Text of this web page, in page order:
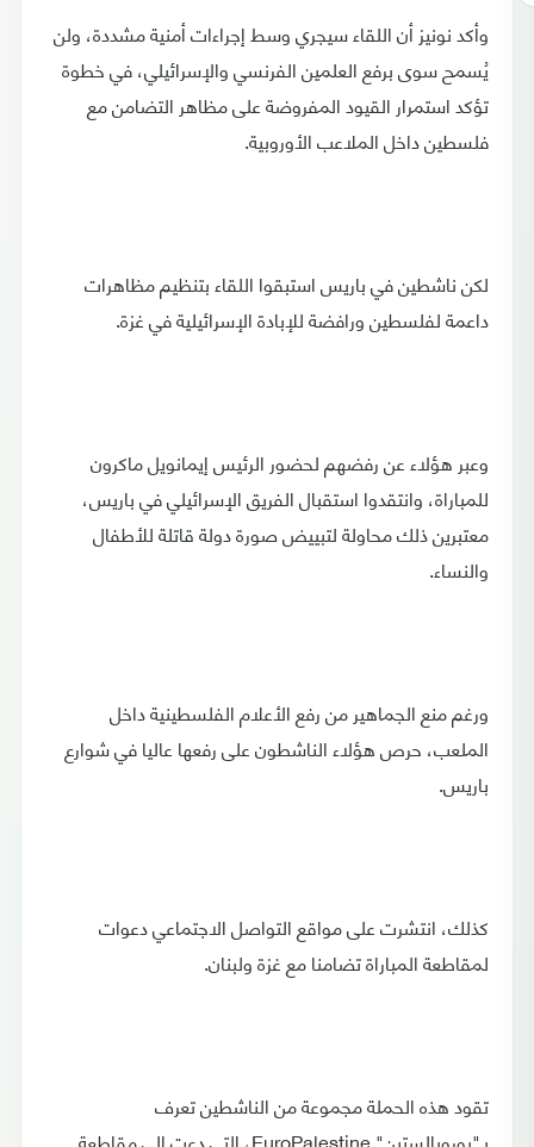
وأكد نونيز أن اللقاء سيجري وسط إجراءات أمنية مشددة، ولن
يُسمح سوى برفع العلمين الفرنسي والإسرائيلي، في خطوة
تؤكد استمرار القيود المفروضة على مظاهر التضامن مع
فلسطين داخل الملاعب الأوروبية.
لكن ناشطين في باريس استبقوا اللقاء بتنظيم مظاهرات
داعمة لفلسطين ورافضة للإبادة الإسرائيلية في غزة.
وعبر هؤلاء عن رفضهم لحضور الرئيس إيمانويل ماكرون
للمباراة، وانتقدوا استقبال الفريق الإسرائيلي في باريس،
معتبرين ذلك محاولة لتبييض صورة دولة قاتلة للأطفال
والنساء.
ورغم منع الجماهير من رفع الأعلام الفلسطينية داخل
الملعب، حرص هؤلاء الناشطون على رفعها عاليا في شوارع
باريس.
كذلك، انتشرت على مواقع التواصل الاجتماعي دعوات
لمقاطعة المباراة تضامنا مع غزة ولبنان.
تقود هذه الحملة مجموعة من الناشطين تعرف